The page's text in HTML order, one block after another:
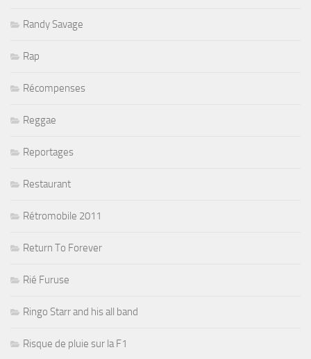
Randy Savage
Rap
Récompenses
Reggae
Reportages
Restaurant
Rétromobile 2011
Return To Forever
Rié Furuse
Ringo Starr and his all band
Risque de pluie sur la F1